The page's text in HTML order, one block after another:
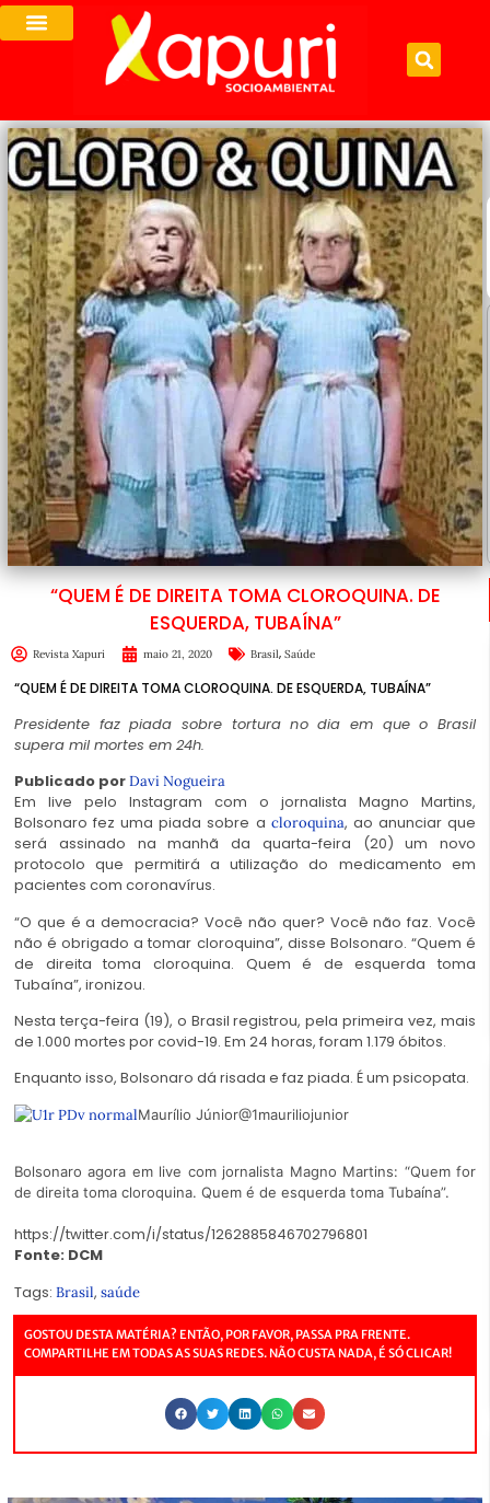
“QUEM É DE DIREITA TOMA CLOROQUINA. DE
ESQUERDA, TUBAÍNA”
Revista Xapuri maio 21, 2020 Brasil, Saúde
“QUEM É DE DIREITA TOMA CLOROQUINA. DE ESQUERDA, TUBAÍNA”
Presidente faz piada sobre tortura no dia em que o Brasil
supera mil mortes em 24h.
Publicado porDavi Nogueira
Em live pelo Instagram com o jornalista Magno Martins,
Bolsonaro fez uma piada sobre a cloroquina, ao anunciar que
será assinado na manhã da quarta-feira (20) um novo
protocolo que permitirá a utilização do medicamento em
pacientes com coronavírus.
“O que é a democracia? Você não quer? Você não faz. Você
não é obrigado a tomar cloroquina”, disse Bolsonaro. “Quem é
de direita toma cloroquina. Quem é de esquerda toma
Tubaína”, ironizou.
Nesta terça-feira (19), o Brasil registrou, pela primeira vez, mais
de 1.000 mortes por covid-19. Em 24 horas, foram 1.179 óbitos.
Enquanto isso, Bolsonaro dá risada e faz piada. É um psicopata.
Maurílio Júnior@1mauriliojunior
Bolsonaro agora em live com jornalista Magno Martins: “Quem for
de direita toma cloroquina. Quem é de esquerda toma Tubaína”.
https://twitter.com/i/status/1262885846702796801
Fonte: DCM
Tags: Brasil, saúde
GOSTOU DESTA MATÉRIA? ENTÃO, POR FAVOR, PASSA PRA FRENTE.
COMPARTILHE EM TODAS AS SUAS REDES. NÃO CUSTA NADA, É SÓ CLICAR!